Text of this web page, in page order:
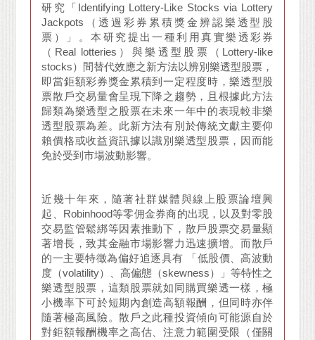
研究「Identifying Lottery-Like Stocks via Lottery
Jackpots（透過彩券累積獎金辨認樂透型股
票）」。本研究提出一種利用真實樂透彩券
（Real lotteries）與樂透型股票（Lottery-like
stocks）間替代效應之新方法以辨別樂透型股票，
即當鉅額彩券獎金累積到一定程度時，樂透型股
票散戶交易量會呈現下降之趨勢，且根據此方法
歸類為樂透型之股票在未來一年中的表現較非樂
透型股票為差。此新方法有別於傳統文獻主要仰
賴價格或收益資訊據以識別樂透型股票，因而能
免於受到市場波動影響。
近幾十年來，隨著社群媒體與線上股票論壇興
起、Robinhood等零佣金券商的出現，以及對零股
交易監管鬆綁等因素推動下，散戶股票交易量顯
著增長，致其金融市場影響力迅速擴增。而散戶
的一主要特徵為偏好追逐具有 「低股價、高波動
度（volatility）、高偏態（skewness）」等特性之
樂透型股票，這類股票就如同購買樂透一樣，極
小機率下可於短期內創造高額報酬，但同時亦伴
隨著極高風險。散戶之此種投資傾向可能源自於
對鉅額報酬機率之高估、注意力範圍受限（僅關